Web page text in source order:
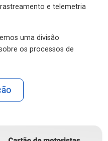
e telemetria
uma divisão
os processos de